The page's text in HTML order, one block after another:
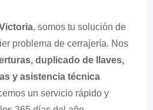
, somos tu solución de
problema de cerrajería. Nos
duplicado de llaves,
y asistencia técnica
un servicio rápido y